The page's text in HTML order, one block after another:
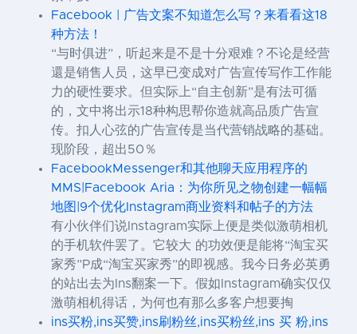
Facebook | 广告文案不知道怎么写？来看看这18
种方法！
“与时俱进”，听起来是不是十分艰难？不论是经营
還是销售人员，这早已变成对广告宣传写作工作能
力的硬性要求。但实际上“自主创新”是有法可循
的，文中将出示18种构思帮你造就高品质广告宣
传。扣人心弦的广告宣传是当代营销战略的基础。
现阶段，超出50％
FacebookMessenger和其他聊天应用程序的
MMS|Facebook Aria：为你所见之物创建一幅幅
地图|9个优化Instagram商业资料和帖子的方法
有小伙伴们说Instagram实际上便是类似激萌相机
的手机软件罢了。它较大 的功效便是能将“淘宝买
家秀”P成“淘宝买家秀”的即视感。我今日务必英勇
的站出去为Ins翻案一下。假如Instagram确实仅仅
激萌相机得话，为何也有那么多客户想要掏
ins买粉,ins买赞,ins刷粉丝,ins买粉丝,ins 买 粉,ins